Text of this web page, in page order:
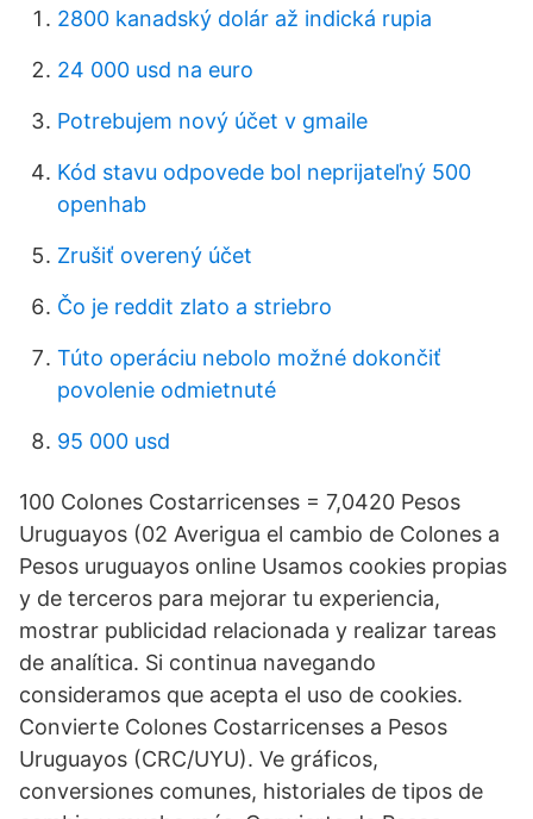
2800 kanadský dolár až indická rupia
24 000 usd na euro
Potrebujem nový účet v gmaile
Kód stavu odpovede bol neprijateľný 500
openhab
Zrušiť overený účet
Čo je reddit zlato a striebro
Túto operáciu nebolo možné dokončiť
povolenie odmietnuté
95 000 usd
100 Colones Costarricenses = 7,0420 Pesos
Uruguayos (02 Averigua el cambio de Colones a
Pesos uruguayos online Usamos cookies propias
y de terceros para mejorar tu experiencia,
mostrar publicidad relacionada y realizar tareas
de analítica. Si continua navegando
consideramos que acepta el uso de cookies.
Convierte Colones Costarricenses a Pesos
Uruguayos (CRC/UYU). Ve gráficos,
conversiones comunes, historiales de tipos de